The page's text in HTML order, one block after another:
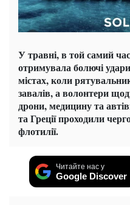
У травні, в той самий
отримувала болючі
містах, коли
завалів, а волонтери
дрони, медицину та
та Греції проходили
флотилії.
Читайте нас у
Google Discover